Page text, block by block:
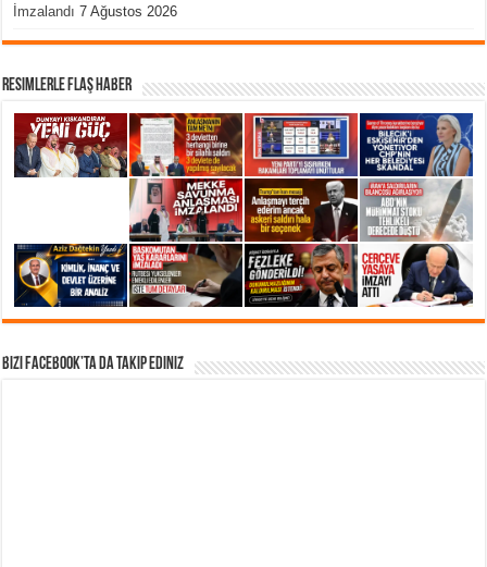
İmzalandı 7 Ağustos 2026
Resimlerle Flaş Haber
Bizi Facebook’ta da takip Ediniz